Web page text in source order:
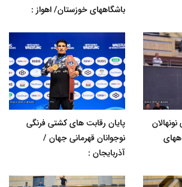
باشگاههای خوزستان/ اهواز :
پایان رقابت های کشتی فرنگی
نوجوانان قهرمانی جهان /
آذربایجان :